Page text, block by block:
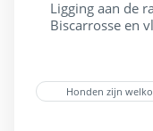
Ligging aan de
Biscarrosse en
Honden zijn